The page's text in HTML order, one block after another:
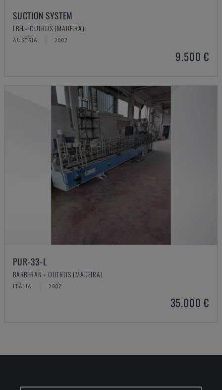
SUCTION SYSTEM
LBH - OUTROS (MADEIRA)
ÁUSTRIA 2002
9.500 €
PUR-33-L
BARBERAN - OUTROS (MADEIRA)
ITÁLIA 2007
35.000 €